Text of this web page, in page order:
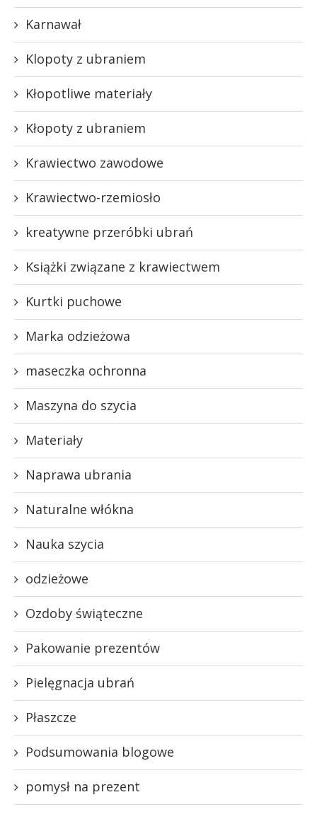
Karnawał
Klopoty z ubraniem
Kłopotliwe materiały
Kłopoty z ubraniem
Krawiectwo zawodowe
Krawiectwo-rzemiosło
kreatywne przeróbki ubrań
Książki związane z krawiectwem
Kurtki puchowe
Marka odzieżowa
maseczka ochronna
Maszyna do szycia
Materiały
Naprawa ubrania
Naturalne włókna
Nauka szycia
odzieżowe
Ozdoby świąteczne
Pakowanie prezentów
Pielęgnacja ubrań
Płaszcze
Podsumowania blogowe
pomysł na prezent